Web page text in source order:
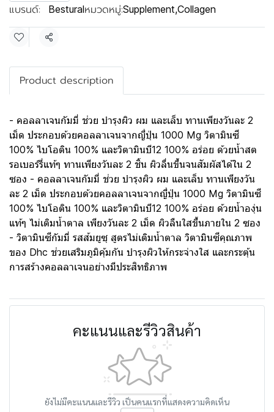
แบรนด์: Besturalหมวดหมู่:Supplement,Collagen
แชร์
Product description
- คอลลาเจนกัมมี่ ช่วย บำรุงผิว ผม และเล็บ ทานเพียงวันละ 2
เม็ด ประกอบด้วยคอลลาเจนจากญี่ปุ่น 1000 Mg วิตามินซี
100% ไบโอติน 100% และวิตามินบี12 100% อร่อย ด้วยน้ำสต
รอเบอร์รี่แท้ๆ ทานเพียงวันละ 2 ชิ้น ผิวลื่นขึ้นจนสัมผัสได้ใน 2
ซอง - คอลลาเจนกัมมี่ ช่วย บำรุงผิว ผม และเล็บ ทานเพียงวัน
ละ 2 เม็ด ประกอบด้วยคอลลาเจนจากญี่ปุ่น 1000 Mg วิตามินซี
100% ไบโอติน 100% และวิตามินบี12 100% อร่อย ด้วยน้ำองุ่น
แท้ๆ ไม่เติมน้ำตาล เพียงวันละ 2 เม็ด ผิวลืนใสขึ้นภายใน 2 ซอง
- วิตามินซีกัมมี่ รสส้มยูซุ สูตรไม่เติมน้ำตาล วิตามินซีคุณภาพ
ของ Dhc ช่วยเสริมภูมิคุ้มกัน บำรุงผิวให้กระจ่างใส และกระตุ้น
การสร้างคอลลาเจนอย่างมีประสิทธิภาพ
คะแนนและรีวิวสินค้า
ยังไม่มีคะแนนและรีวิว เป็นคนแรกที่แสดงความคิดเห็น